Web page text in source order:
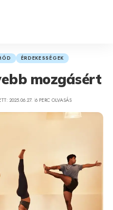
ÉRDEKESSÉGEK
mozgásért
2025.06.27. 6 PERC OLVASÁS